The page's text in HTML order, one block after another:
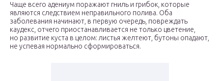
Чаще всего адениум поражают гниль и грибок, которые
являются следствием неправильного полива. Оба
заболевания начинают, в первую очередь, повреждать
каудекс, отчего приостанавливается не только цветение,
но развитие куста в целом: листья желтеют, бутоны опадают,
не успевая нормально сформироваться.